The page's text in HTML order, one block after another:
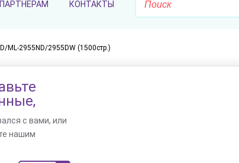
ПАРТНЕРАМ КОНТАКТЫ
ML-2955ND/2955DW (1500стр.)
с вами, или
нашим